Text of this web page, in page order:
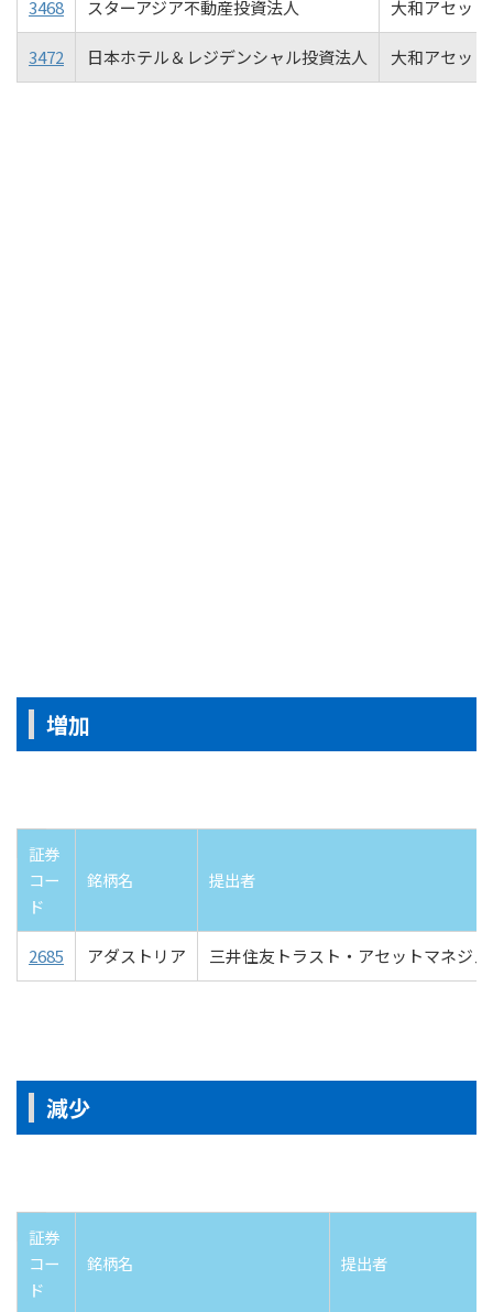
3468 スターアジア不動産投資法人 大和アセッ
3472 日本ホテル＆レジデンシャル投資法人 大和アセッ
増加
証券
コー
ド
銘柄名 提出者
2685 アダストリア 三井住友トラスト・アセットマネジ
減少
証券
コー
ド
銘柄名 提出者